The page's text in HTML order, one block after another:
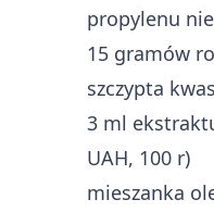
propylenu
15 gramów
szczypta
3 ml
UAH, 100 r)
mieszanka